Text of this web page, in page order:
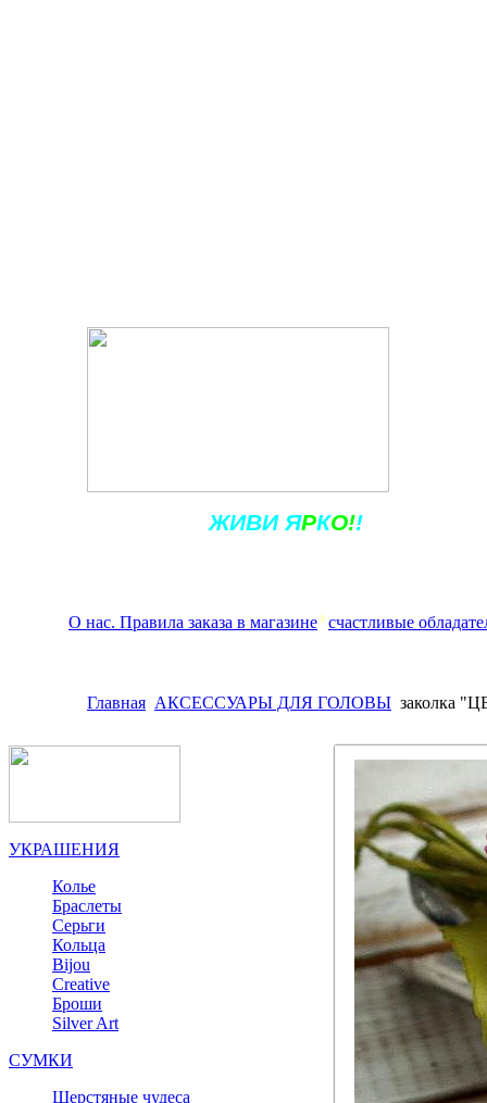
ЖИВИ ЯРКО!!
О нас. Правила заказа в магазине счастливые
Главная АКСЕССУАРЫ ДЛЯ ГОЛОВЫ заколка
УКРАШЕНИЯ
Колье
Браслеты
Серьги
Кольца
Bijou
Сreative
Броши
Silver Art
СУМКИ
Шерстяные чудеса